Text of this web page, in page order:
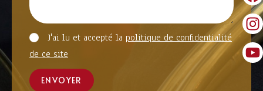
J'ai lu et accepté la politique de confidentialité
de ce site
ENVOYER